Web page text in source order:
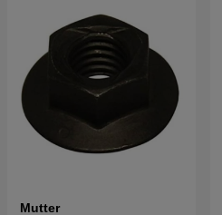
Mutter